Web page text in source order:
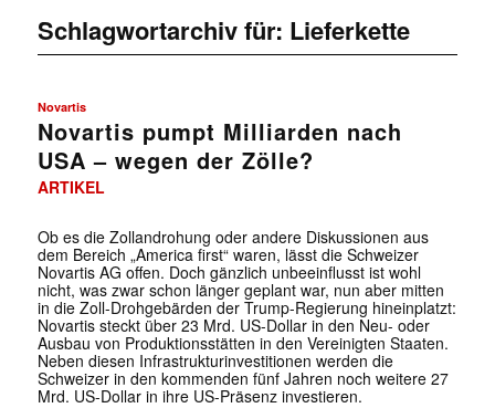
Schlagwortarchiv für: Lieferkette
Novartis
Novartis pumpt Milliarden nach
USA – wegen der Zölle?
ARTIKEL
Ob es die Zollandrohung oder andere Diskussionen aus
dem Bereich „America first“ waren, lässt die Schweizer
Novartis AG offen. Doch gänzlich unbeeinflusst ist wohl
nicht, was zwar schon länger geplant war, nun aber mitten
in die Zoll-Drohgebärden der Trump-Regierung hineinplatzt:
Novartis steckt über 23 Mrd. US-Dollar in den Neu- oder
Ausbau von Produktionsstätten in den Vereinigten Staaten.
Neben diesen Infrastrukturinvestitionen werden die
Schweizer in den kommenden fünf Jahren noch weitere 27
Mrd. US-Dollar in ihre US-Präsenz investieren.